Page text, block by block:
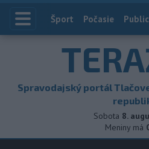
Index
Šport Počasie
Spravodajský portál
Sobota 8.
Meniny má